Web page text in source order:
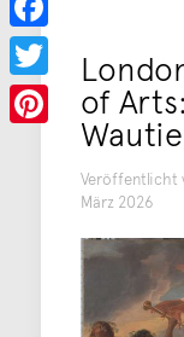
of
Veröffentlicht
März 2026
Facebook
Twitter